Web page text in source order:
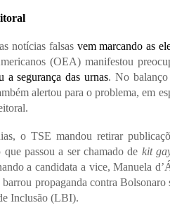
notícias falsas vem marcando as
(OEA) manifestou
a segurança das urnas. No
alertou para o problema, em
o TSE mandou retirar
passou a ser chamado de kit
a candidata a vice, Manuela
propaganda contra
Inclusão (LBI).